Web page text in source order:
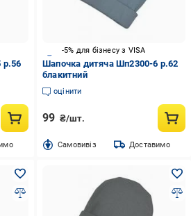
р.56
-5% для бізнесу з VISA
Шапочка дитяча Шп2300-6 р.62
блакитний
оцінити
99 ₴/шт.
Cамовивіз Доставимо